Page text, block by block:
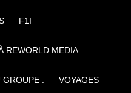
F1I
REWORLD MEDIA
GROUPE : VOYAGES